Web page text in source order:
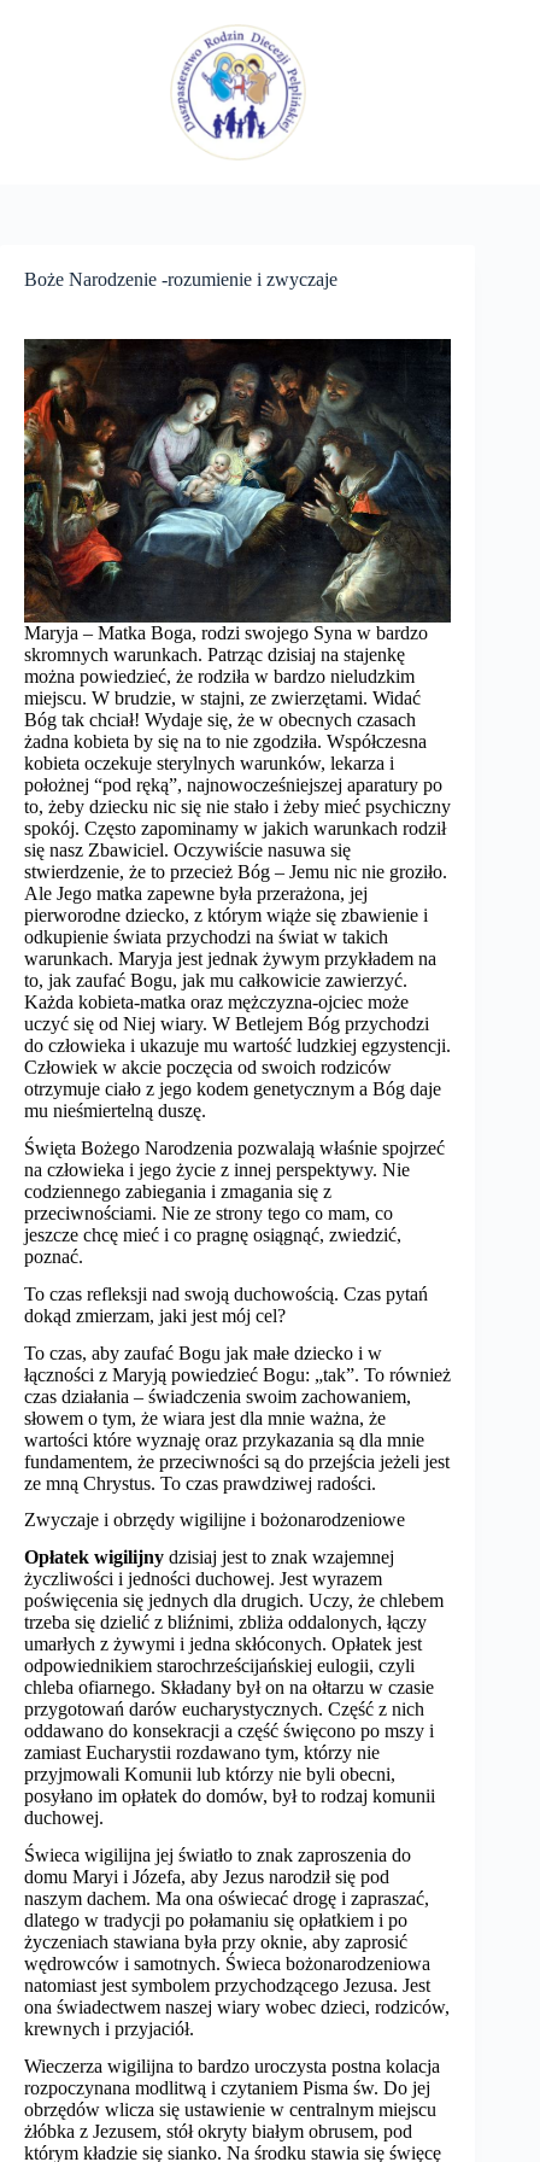
Boże Narodzenie -rozumienie i zwyczaje
Maryja – Matka Boga, rodzi swojego Syna w bardzo
skromnych warunkach. Patrząc dzisiaj na stajenkę
można powiedzieć, że rodziła w bardzo nieludzkim
miejscu. W brudzie, w stajni, ze zwierzętami. Widać
Bóg tak chciał! Wydaje się, że w obecnych czasach
żadna kobieta by się na to nie zgodziła. Współczesna
kobieta oczekuje sterylnych warunków, lekarza i
położnej “pod ręką”, najnowocześniejszej aparatury po
to, żeby dziecku nic się nie stało i żeby mieć psychiczny
spokój. Często zapominamy w jakich warunkach rodził
się nasz Zbawiciel. Oczywiście nasuwa się
stwierdzenie, że to przecież Bóg – Jemu nic nie groziło.
Ale Jego matka zapewne była przerażona, jej
pierworodne dziecko, z którym wiąże się zbawienie i
odkupienie świata przychodzi na świat w takich
warunkach. Maryja jest jednak żywym przykładem na
to, jak zaufać Bogu, jak mu całkowicie zawierzyć.
Każda kobieta-matka oraz mężczyzna-ojciec może
uczyć się od Niej wiary. W Betlejem Bóg przychodzi
do człowieka i ukazuje mu wartość ludzkiej egzystencji.
Człowiek w akcie poczęcia od swoich rodziców
otrzymuje ciało z jego kodem genetycznym a Bóg daje
mu nieśmiertelną duszę.
Święta Bożego Narodzenia pozwalają właśnie spojrzeć
na człowieka i jego życie z innej perspektywy. Nie
codziennego zabiegania i zmagania się z
przeciwnościami. Nie ze strony tego co mam, co
jeszcze chcę mieć i co pragnę osiągnąć, zwiedzić,
poznać.
To czas refleksji nad swoją duchowością. Czas pytań
dokąd zmierzam, jaki jest mój cel?
To czas, aby zaufać Bogu jak małe dziecko i w
łączności z Maryją powiedzieć Bogu: „tak”. To również
czas działania – świadczenia swoim zachowaniem,
słowem o tym, że wiara jest dla mnie ważna, że
wartości które wyznaję oraz przykazania są dla mnie
fundamentem, że przeciwności są do przejścia jeżeli jest
ze mną Chrystus. To czas prawdziwej radości.
Zwyczaje i obrzędy wigilijne i bożonarodzeniowe
Opłatek wigilijny dzisiaj jest to znak wzajemnej
życzliwości i jedności duchowej. Jest wyrazem
poświęcenia się jednych dla drugich. Uczy, że chlebem
trzeba się dzielić z bliźnimi, zbliża oddalonych, łączy
umarłych z żywymi i jedna skłóconych. Opłatek jest
odpowiednikiem starochrześcijańskiej eulogii, czyli
chleba ofiarnego. Składany był on na ołtarzu w czasie
przygotowań darów eucharystycznych. Część z nich
oddawano do konsekracji a część święcono po mszy i
zamiast Eucharystii rozdawano tym, którzy nie
przyjmowali Komunii lub którzy nie byli obecni,
posyłano im opłatek do domów, był to rodzaj komunii
duchowej.
Świeca wigilijna jej światło to znak zaproszenia do
domu Maryi i Józefa, aby Jezus narodził się pod
naszym dachem. Ma ona oświecać drogę i zapraszać,
dlatego w tradycji po połamaniu się opłatkiem i po
życzeniach stawiana była przy oknie, aby zaprosić
wędrowców i samotnych. Świeca bożonarodzeniowa
natomiast jest symbolem przychodzącego Jezusa. Jest
ona świadectwem naszej wiary wobec dzieci, rodziców,
krewnych i przyjaciół.
Wieczerza wigilijna to bardzo uroczysta postna kolacja
rozpoczynana modlitwą i czytaniem Pisma św. Do jej
obrzędów wlicza się ustawienie w centralnym miejscu
żłóbka z Jezusem, stół okryty białym obrusem, pod
którym kładzie się sianko. Na środku stawia się święcę